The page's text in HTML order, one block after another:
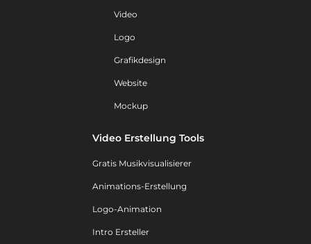
Video
Logo
Grafikdesign
Website
Mockup
Video Erstellung Tools
Gratis Musikvisualisierer
Animations-Erstellung
Logo-Animation
Intro Ersteller